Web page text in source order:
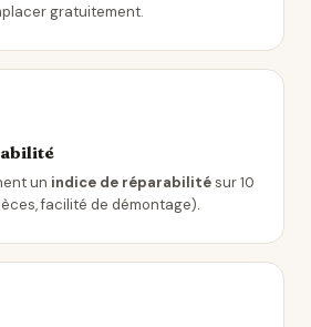
gratuitement.
un indice de réparabilitésur 10
facilité de démontage).